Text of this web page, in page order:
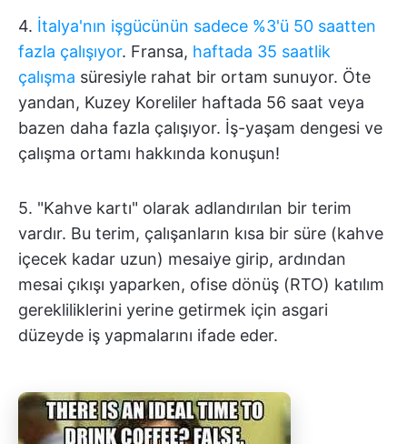
4. İtalya'nın işgücünün sadece %3'ü 50 saatten
fazla çalışıyor. Fransa, haftada 35 saatlik
çalışma süresiyle rahat bir ortam sunuyor. Öte
yandan, Kuzey Koreliler haftada 56 saat veya
bazen daha fazla çalışıyor. İş-yaşam dengesi ve
çalışma ortamı hakkında konuşun!
5. "Kahve kartı" olarak adlandırılan bir terim
vardır. Bu terim, çalışanların kısa bir süre (kahve
içecek kadar uzun) mesaiye girip, ardından
mesai çıkışı yaparken, ofise dönüş (RTO) katılım
gerekliliklerini yerine getirmek için asgari
düzeyde iş yapmalarını ifade eder.